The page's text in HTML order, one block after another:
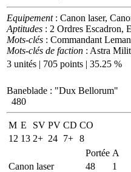
Equipement: Canon laser,
Aptitudes : 2 Ordres Escadron,
Mots-clés : Commandant
Mots-clés de faction : Astra
3 unités | 705 points | 35.25 %
Baneblade : "Dux Bellorum"
480
M E SV PV CD CO
12 13 2+ 24 7+ 8
Portée A
Canon laser
48 1